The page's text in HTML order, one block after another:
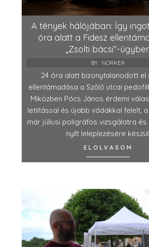
A tények hálójában: Így
óra alatt a Fidesz
„Zsolti bácsi”-
BY: NORKER
24 óra alatt bizonytalanodott el
ellentámadása a Szőlő utcai
Miközben Pócs János érdemi
letiltással és újabb vádakkal felelt,
már júliusi poligráfos vizsgálatra és
nyílt leleplezésére készül.
ELOLVASOM